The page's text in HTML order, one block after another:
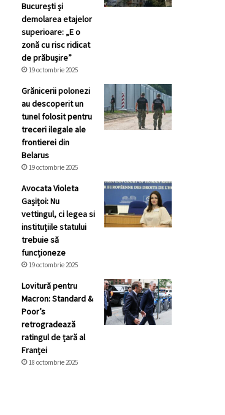
București și
demolarea etajelor
superioare: „E o
zonă cu risc ridicat
de prăbușire”
19 octombrie 2025
Grănicerii polonezi
au descoperit un
tunel folosit pentru
treceri ilegale ale
frontierei din
Belarus
19 octombrie 2025
Avocata Violeta
Gașițoi: Nu
vettingul, ci legea si
instituțiile statului
trebuie să
funcționeze
19 octombrie 2025
Lovitură pentru
Macron: Standard &
Poor’s
retrogradează
ratingul de țară al
Franței
18 octombrie 2025